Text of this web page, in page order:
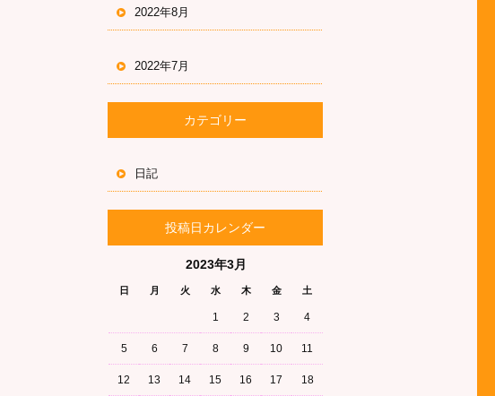
2022年8月
2022年7月
カテゴリー
日記
投稿日カレンダー
2023年3月
日 月 火 水 木 金 土
1 2 3 4
5 6 7 8 9 10 11
12 13 14 15 16 17 18